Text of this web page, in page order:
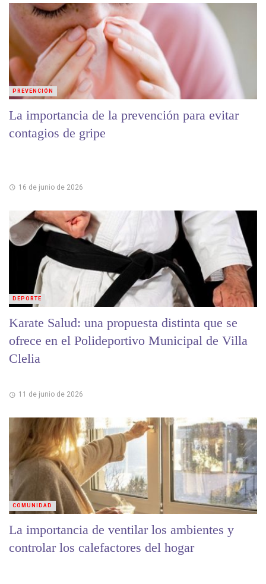
La importancia de la prevención para evitar
contagios de gripe
16 de junio de 2026
PREVENCIÓN
Karate Salud: una propuesta distinta que se
ofrece en el Polideportivo Municipal de Villa
Clelia
11 de junio de 2026
DEPORTE
La importancia de ventilar los ambientes y
controlar los calefactores del hogar
COMUNIDAD